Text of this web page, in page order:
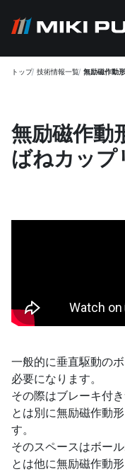
トップ 技術情報一覧 無励磁作動
無励磁作動
ばねカップ
一般的に垂直駆動の
必要になります。
その際はブレーキ付
とは別に無励磁作動
す。
そのスペースはボー
とは他に無励磁作動